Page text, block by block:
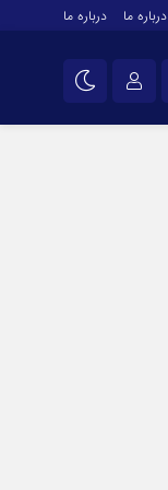
درباره ما درباره ما